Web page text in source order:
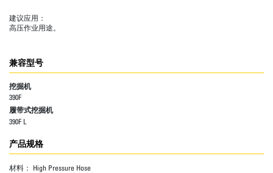
建议应用：
高压作业用途。
兼容型号
挖掘机
390F
履带式挖掘机
390F L
产品规格
材料： High Pressure Hose